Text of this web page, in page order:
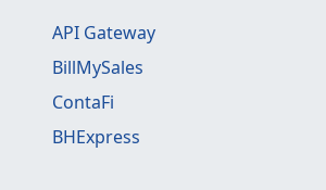
API Gateway
BillMySales
ContaFi
BHExpress